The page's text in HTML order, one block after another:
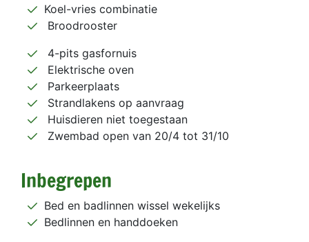
Koel-vries combinatie
Broodrooster
4-pits gasfornuis
Elektrische oven
Parkeerplaats
Strandlakens op aanvraag
Huisdieren niet toegestaan
Zwembad open van 20/4 tot 31/10
Inbegrepen
Bed en badlinnen wissel wekelijks
Bedlinnen en handdoeken